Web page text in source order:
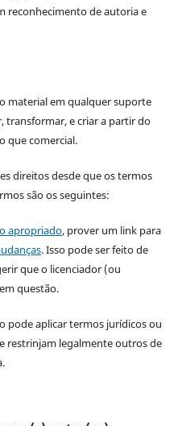
reconhecimento de autoria e
material em qualquer suporte
e criar a partir do
que comercial.
direitos desde que os termos
são os seguintes:
apropriado, prover um link para
. Isso pode ser feito de
que o licenciador (ou
questão.
pode aplicar termos jurídicos ou
restrinjam legalmente outros de